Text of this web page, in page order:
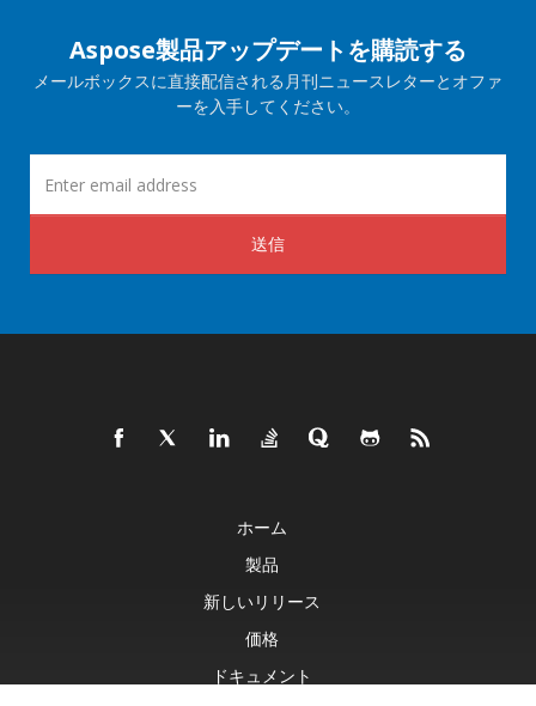
Aspose製品アップデートを購読する
メールボックスに直接配信される月刊ニュースレターとオファ
ーを入手してください。
送信
ホーム
製品
新しいリリース
価格
ドキュメント